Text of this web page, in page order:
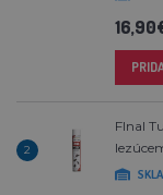
2
FInal